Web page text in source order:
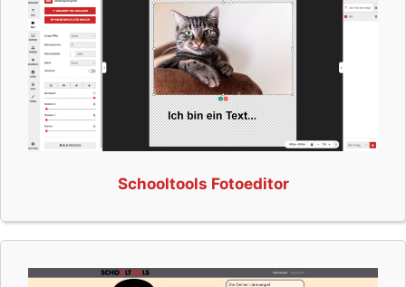
Schooltools Fotoeditor